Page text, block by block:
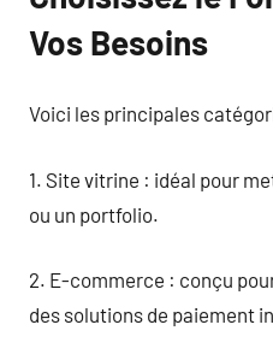
Vos Besoins
Voici les principales
1. Site vitrine : idéal pour
ou un portfolio.
2. E-commerce : conçu
des solutions de paiement